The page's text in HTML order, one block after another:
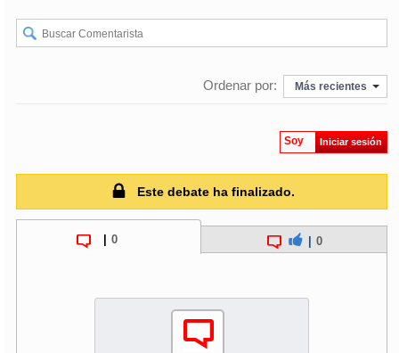
Ordenar por: Más recientes
Soy Iniciar sesión
Este debate ha finalizado.
0 0